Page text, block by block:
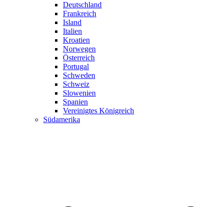
Deutschland
Frankreich
Island
Italien
Kroatien
Norwegen
Österreich
Portugal
Schweden
Schweiz
Slowenien
Spanien
Vereinigtes Königreich
Südamerika